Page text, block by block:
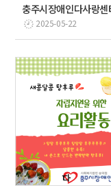
2025-05-22